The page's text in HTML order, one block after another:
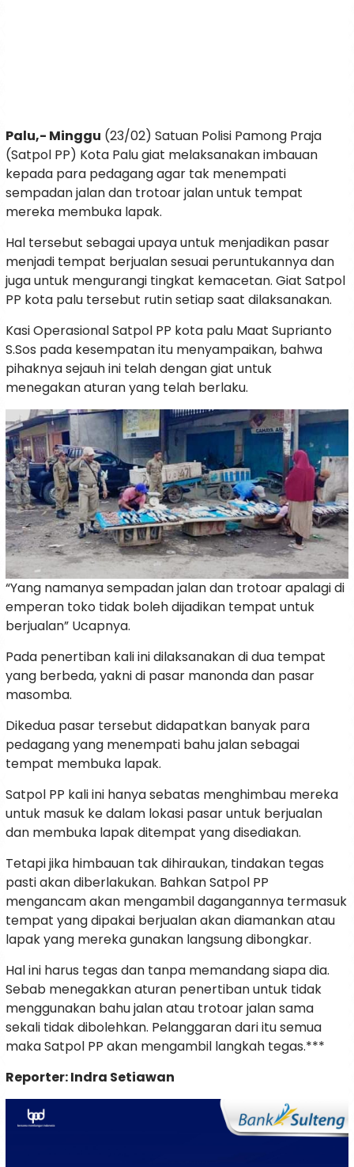
Palu,- Minggu (23/02) Satuan Polisi Pamong Praja
(Satpol PP) Kota Palu giat melaksanakan imbauan
kepada para pedagang agar tak menempati
sempadan jalan dan trotoar jalan untuk tempat
mereka membuka lapak.
Hal tersebut sebagai upaya untuk menjadikan pasar
menjadi tempat berjualan sesuai peruntukannya dan
juga untuk mengurangi tingkat kemacetan. Giat Satpol
PP kota palu tersebut rutin setiap saat dilaksanakan.
Kasi Operasional Satpol PP kota palu Maat Suprianto
S.Sos pada kesempatan itu menyampaikan, bahwa
pihaknya sejauh ini telah dengan giat untuk
menegakan aturan yang telah berlaku.
“Yang namanya sempadan jalan dan trotoar apalagi di
emperan toko tidak boleh dijadikan tempat untuk
berjualan” Ucapnya.
Pada penertiban kali ini dilaksanakan di dua tempat
yang berbeda, yakni di pasar manonda dan pasar
masomba.
Dikedua pasar tersebut didapatkan banyak para
pedagang yang menempati bahu jalan sebagai
tempat membuka lapak.
Satpol PP kali ini hanya sebatas menghimbau mereka
untuk masuk ke dalam lokasi pasar untuk berjualan
dan membuka lapak ditempat yang disediakan.
Tetapi jika himbauan tak dihiraukan, tindakan tegas
pasti akan diberlakukan. Bahkan Satpol PP
mengancam akan mengambil dagangannya termasuk
tempat yang dipakai berjualan akan diamankan atau
lapak yang mereka gunakan langsung dibongkar.
Hal ini harus tegas dan tanpa memandang siapa dia.
Sebab menegakkan aturan penertiban untuk tidak
menggunakan bahu jalan atau trotoar jalan sama
sekali tidak dibolehkan. Pelanggaran dari itu semua
maka Satpol PP akan mengambil langkah tegas.***
Reporter: Indra Setiawan